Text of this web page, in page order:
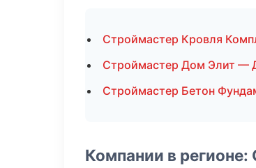
Строймастер Кровля
Строймастер Дом Элит —
Строймастер Бетон
Компании в